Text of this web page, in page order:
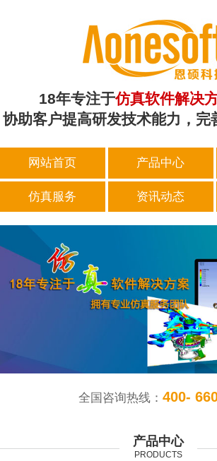
18年专注于仿真软件解决
协助客户提高研发技术能力，完
网站首页 产品中心
仿真服务 资讯动态
全国咨询热线： 400-
产品中心
PRODUCTS